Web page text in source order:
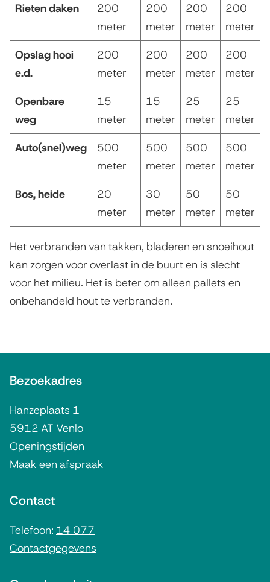
Rieten daken
200
meter
200
meter
200
meter
200
meter
Opslag hooi
e.d.
200
meter
200
meter
200
meter
200
meter
Openbare
weg
15
meter
15
meter
25
meter
25
meter
Auto(snel)weg
500
meter
500
meter
500
meter
500
meter
Bos, heide
20
meter
30
meter
50
meter
50
meter
Het verbranden van takken, bladeren en snoeihout
kan zorgen voor overlast in de buurt en is slecht
voor het milieu. Het is beter om alleen pallets en
onbehandeld hout te verbranden.
m
Bezoekadres
Hanzeplaats 1
5912 AT Venlo
Openingstijden
Maak een afspraak
Contact
Telefoon: 14 077
Contactgegevens